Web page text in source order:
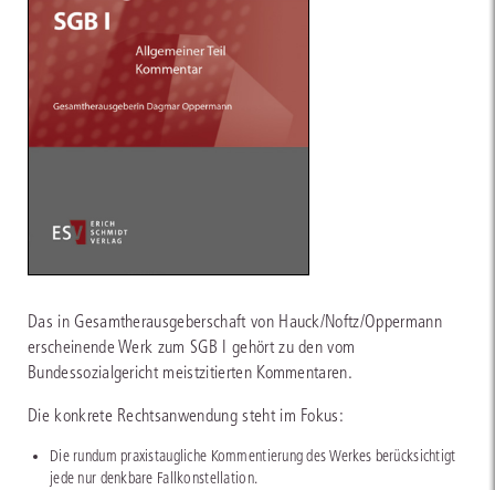
Das in Gesamtherausgeberschaft von Hauck/Noftz/Oppermann
erscheinende Werk zum SGB I gehört zu den vom
Bundessozialgericht meistzitierten Kommentaren.
Die konkrete Rechtsanwendung steht im Fokus:
Die rundum praxistaugliche Kommentierung des Werkes berücksichtigt
jede nur denkbare Fallkonstellation.